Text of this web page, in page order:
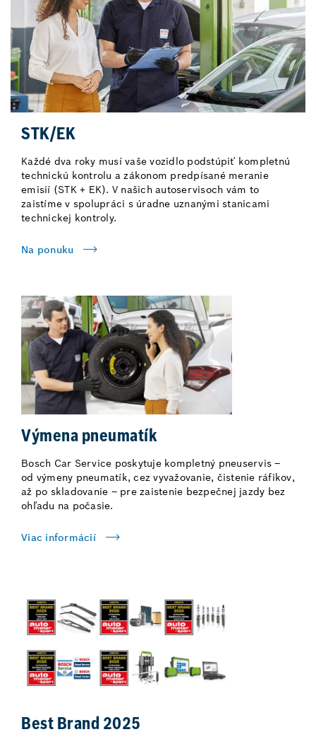
STK/EK
Každé dva roky musí vaše vozidlo podstúpiť kompletnú
technickú kontrolu a zákonom predpísané meranie
emisií (STK + EK). V našich autoservisoch vám to
zaistíme v spolupráci s úradne uznanými stanicami
technickej kontroly.
Na ponuku
Výmena pneumatík
Bosch Car Service poskytuje kompletný pneuservis –
od výmeny pneumatík, cez vyvažovanie, čistenie ráfikov,
až po skladovanie – pre zaistenie bezpečnej jazdy bez
ohľadu na počasie.
Viac informácií
Best Brand 2025